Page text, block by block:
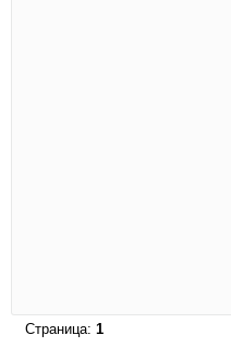
Страница: 1